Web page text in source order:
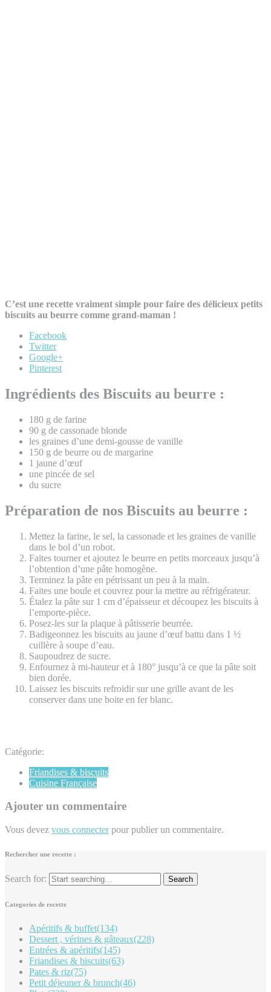
C’est une recette vraiment simple pour faire des délicieux petits
biscuits au beurre comme grand-maman !
Facebook
Twitter
Google+
Pinterest
Ingrédients des Biscuits au beurre :
180 g de farine
90 g de cassonade blonde
les graines d’une demi-gousse de vanille
150 g de beurre ou de margarine
1 jaune d’œuf
une pincée de sel
du sucre
Préparation de nos Biscuits au beurre :
Mettez la farine, le sel, la cassonade et les graines de vanille
dans le bol d’un robot.
Faites tourner et ajoutez le beurre en petits morceaux jusqu’à
l’obtention d’une pâte homogène.
Terminez la pâte en pétrissant un peu à la main.
Faites une boule et couvrez pour la mettre au réfrigérateur.
Étalez la pâte sur 1 cm d’épaisseur et découpez les biscuits à
l’emporte-pièce.
Posez-les sur la plaque à pâtisserie beurrée.
Badigeonnez les biscuits au jaune d’œuf battu dans 1 ½
cuillère à soupe d’eau.
Saupoudrez de sucre.
Enfournez à mi-hauteur et à 180° jusqu’à ce que la pâte soit
bien dorée.
Laissez les biscuits refroidir sur une grille avant de les
conserver dans une boite en fer blanc.
Catégorie:
Friandises & biscuits
Cuisine Française
Ajouter un commentaire
Vous devez vous connecterpour publier un commentaire.
Rechercher une recette :
Search for:
Categories de recette
Apéritifs & buffet(134)
Dessert , vérines & gâteaux(228)
Entrées & apéritifs(145)
Friandises & biscuits(63)
Pates & riz(75)
Petit déjeuner & brunch(46)